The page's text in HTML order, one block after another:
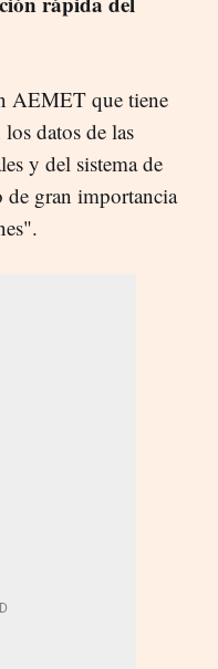
AEMET que tiene
datos de las
y del sistema de
gran importancia